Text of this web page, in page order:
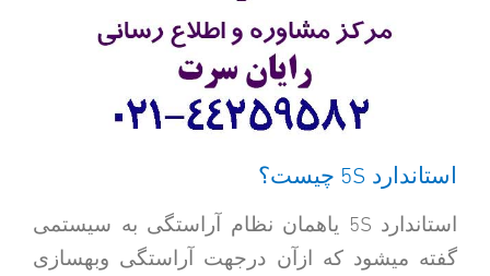
استاندارد 5S چیست؟
استاندارد 5S یاهمان نظام آراستگی به سیستمی
گفته میشود که ازآن درجهت آراستگی وبهسازی